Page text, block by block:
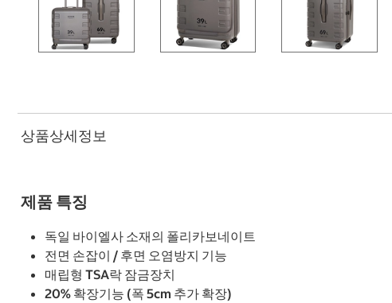
상품상세정보
제품 특징
독일 바이엘사 소재의 폴리카보네이트
전면 손잡이 / 후면 오염방지 기능
매립형 TSA락 잠금장치
20% 확장기능 (폭 5cm 추가 확장)